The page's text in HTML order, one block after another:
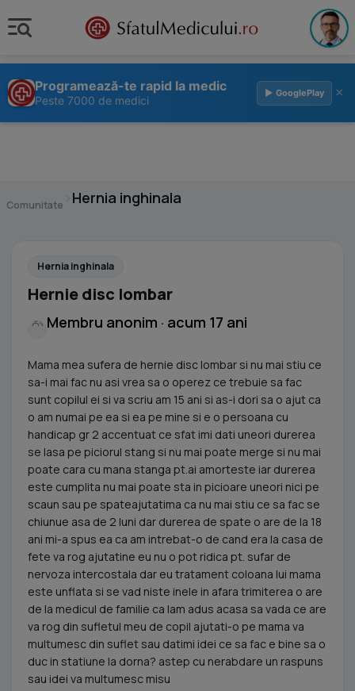
Programează-te rapid la medic
Peste 7000 de medici
▶ GooglePlay ×
Comunitate Hernia inghinala
Hernia inghinala
Hernie disc lombar
Membru anonim · acum 17 ani
Mama mea sufera de hernie disc lombar si nu mai stiu ce
sa-i mai fac nu asi vrea sa o operez ce trebuie sa fac
sunt copilul ei si va scriu am 15 ani si as-i dori sa o ajut ca
o am numai pe ea si ea pe mine si e o persoana cu
handicap gr 2 accentuat ce sfat imi dati uneori durerea
se lasa pe piciorul stang si nu mai poate merge si nu mai
poate cara cu mana stanga pt.ai amorteste iar durerea
este cumplita nu mai poate sta in picioare uneori nici pe
scaun sau pe spateajutatima ca nu mai stiu ce sa fac se
chiunue asa de 2 luni dar durerea de spate o are de la 18
ani mi-a spus ea ca am intrebat-o de cand era la casa de
fete va rog ajutatine eu nu o pot ridica pt. sufar de
nervoza intercostala dar eu tratament coloana lui mama
este unflata si se vad niste inele in afara trimiterea o are
de la medicul de familie ca lam adus acasa sa vada ce are
va rog din sufletul meu de copil ajutati-o pe mama va
multumesc din suflet sau datimi idei ce sa fac e bine sa o
duc in statiune la dorna? astep cu nerabdare un raspuns
sau idei va multumesc misu